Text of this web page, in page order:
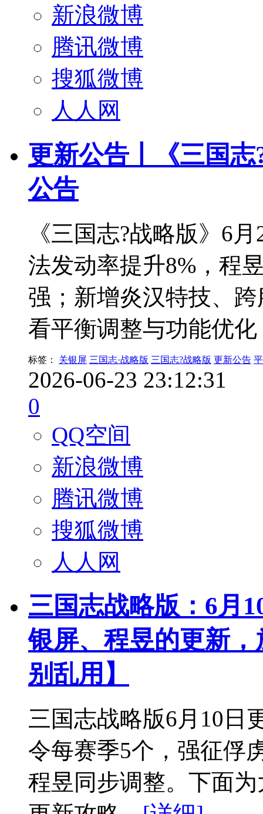
新浪微博
腾讯微博
搜狐微博
人人网
更新公告丨《三国
公告
《三国志?战略版》6
法发动率提升8%，程
强；新增炎汉特技、
看平衡调整与功能优化
标签： 关银屏 三国志·战略版 三国志?战略版 更新公告
2026-06-23 23:12:31
0
QQ空间
新浪微博
腾讯微博
搜狐微博
人人网
三国志战略版：6月
银屏、程昱的更新
别乱用】
三国志战略版6月10日
令每赛季5个，强征俘
程昱同步调整。下面